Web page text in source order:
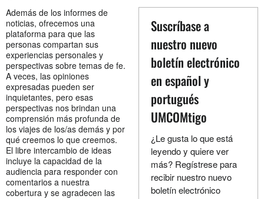
Suscríbase a
nuestro nuevo
boletín electrónico
en español y
portugués
UMCOMtigo
¿Le gusta lo que está
leyendo y quiere ver
más? Regístrese para
recibir nuestro nuevo
boletín electrónico
Además de los informes de
noticias, ofrecemos una
plataforma para que las
personas compartan sus
experiencias personales y
perspectivas sobre temas de fe.
A veces, las opiniones
expresadas pueden ser
inquietantes, pero esas
perspectivas nos brindan una
comprensión más profunda de
los viajes de los/as demás y por
qué creemos lo que creemos.
El libre intercambio de ideas
incluye la capacidad de la
audiencia para responder con
comentarios a nuestra
cobertura y se agradecen las